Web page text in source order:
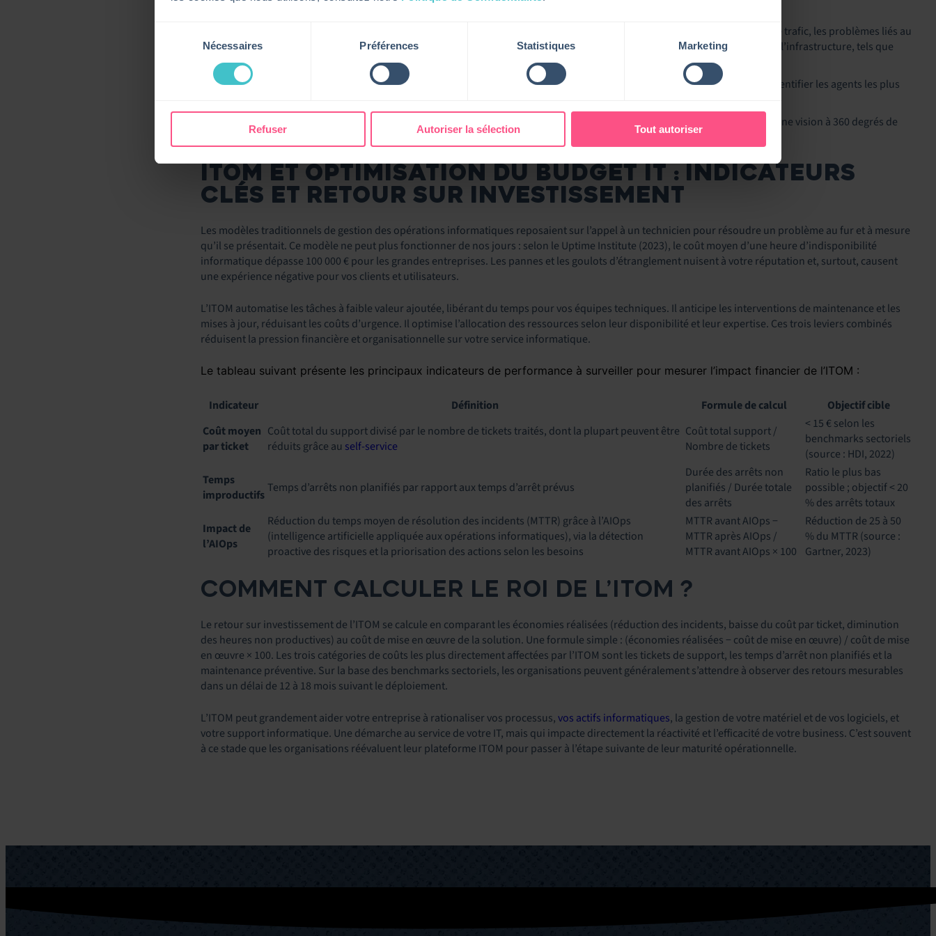
consentement
Nécessaires Préférences Statistiques Marketing
Refuser Autoriser la sélection Tout autoriser
: vous disposez d’un tableau de bord pour surveiller le trafic, les problèmes liés au
réseau, les demandes de connexion, les anomalies récentes et l’usage des logiciels. De quoi afficher les problèmes liés à l’infrastructure, tels que
l’indisponibilité des systèmes et surveiller les performances et l’utilisation des applications et des services.
Un suivi des performances du service desk
: en un coup d’œil, vous pouvez appréhender la file d’attente des tickets et identifier les agents les plus
Une surveillance des menaces en continu : que ce soit par type, résolution, source et gravité, vous êtes capable d’avoir une vision à 360 degrés de
votre environnement technique et de mieux répartir vos ressources pour intervenir au bon moment.
ITOM ET OPTIMISATION DU BUDGET IT : INDICATEURS
CLÉS ET RETOUR SUR INVESTISSEMENT
Les modèles traditionnels de gestion des opérations informatiques reposaient sur l’appel à un technicien pour résoudre un problème au fur et à mesure
qu’il se présentait. Ce modèle ne peut plus fonctionner de nos jours : selon le Uptime Institute (2023), le coût moyen d’une heure d’indisponibilité
informatique dépasse 100 000 € pour les grandes entreprises. Les pannes et les goulots d’étranglement nuisent à votre réputation et, surtout, causent
une expérience négative pour vos clients et utilisateurs.
L’ITOM automatise les tâches à faible valeur ajoutée, libérant du temps pour vos équipes techniques. Il anticipe les interventions de maintenance et les
mises à jour, réduisant les coûts d’urgence. Il optimise l’allocation des ressources selon leur disponibilité et leur expertise. Ces trois leviers combinés
réduisent la pression financière et organisationnelle sur votre service informatique.
Le tableau suivant présente les principaux indicateurs de performance à surveiller pour mesurer l’impact financier de l’ITOM :
Indicateur Définition Formule de calcul
Objectif cible
Coût moyen
par ticket
Coût total du support divisé par le nombre de tickets traités, dont la plupart peuvent être
réduits grâce au self-service
Coût total support /
Nombre de tickets
< 15 € selon les
benchmarks sectoriels
(source : HDI, 2022)
Temps
improductifs Temps d’arrêts non planifiés par rapport aux temps d’arrêt prévus
Durée des arrêts non
planifiés / Durée totale
des arrêts
Ratio le plus bas
possible ; objectif < 20
% des arrêts totaux
Impact de
l’AIOps
Réduction du temps moyen de résolution des incidents (MTTR) grâce à l’AIOps
(intelligence artificielle appliquée aux opérations informatiques), via la détection
proactive des risques et la priorisation des actions selon les besoins
MTTR avant AIOps −
MTTR après AIOps /
MTTR avant AIOps × 100
Réduction de 25 à 50
% du MTTR (source :
Gartner, 2023)
COMMENT CALCULER LE ROI DE L’ITOM ?
Le retour sur investissement de l’ITOM se calcule en comparant les économies réalisées (réduction des incidents, baisse du coût par ticket, diminution
des heures non productives) au coût de mise en œuvre de la solution. Une formule simple : (économies réalisées − coût de mise en œuvre) / coût de mise
en œuvre × 100. Les trois catégories de coûts les plus directement affectées par l’ITOM sont les tickets de support, les temps d’arrêt non planifiés et la
maintenance préventive. Sur la base des benchmarks sectoriels, les organisations peuvent généralement s’attendre à observer des retours mesurables
dans un délai de 12 à 18 mois suivant le déploiement.
L’ITOM peut grandement aider votre entreprise à rationaliser vos processus,vos actifs informatiques, la gestion de votre matériel et de vos logiciels, et
votre support informatique. Une démarche au service de votre IT, mais qui impacte directement la réactivité et l’efficacité de votre business. C’est souvent
à ce stade que les organisations réévaluent leur plateforme ITOM pour passer à l’étape suivante de leur maturité opérationnelle.